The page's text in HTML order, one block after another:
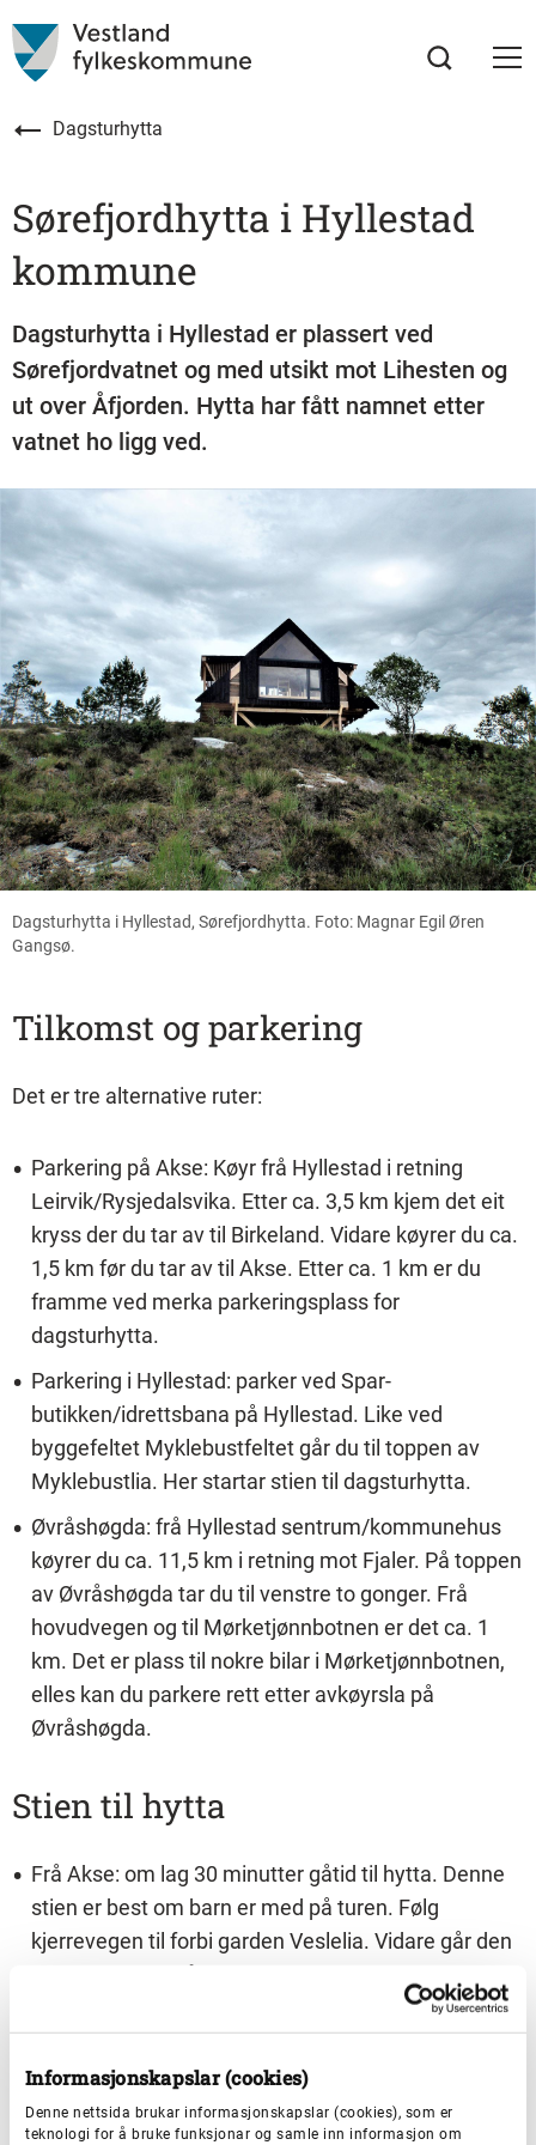
Informasjonskapslar (cookies)
Denne nettsida brukar informasjonskapslar (cookies), som er
teknologi for å bruke funksjonar og samle inn informasjon om
Dagsturhytta
Sørefjordhytta i Hyllestad
kommune
Dagsturhytta i Hyllestad er plassert ved
Sørefjordvatnet og med utsikt mot Lihesten og
ut over Åfjorden. Hytta har fått namnet etter
vatnet ho ligg ved.
Dagsturhytta i Hyllestad, Sørefjordhytta. Foto: Magnar Egil Øren
Gangsø.
Tilkomst og parkering
Det er tre alternative ruter:
Parkering på Akse: Køyr frå Hyllestad i retning
Leirvik/Rysjedalsvika. Etter ca. 3,5 km kjem det eit
kryss der du tar av til Birkeland. Vidare køyrer du ca.
1,5 km før du tar av til Akse. Etter ca. 1 km er du
framme ved merka parkeringsplass for
dagsturhytta.
Parkering i Hyllestad: parker ved Spar-
butikken/idrettsbana på Hyllestad. Like ved
byggefeltet Myklebustfeltet går du til toppen av
Myklebustlia. Her startar stien til dagsturhytta.
Øvråshøgda: frå Hyllestad sentrum/kommunehus
køyrer du ca. 11,5 km i retning mot Fjaler. På toppen
av Øvråshøgda tar du til venstre to gonger. Frå
hovudvegen og til Mørketjønnbotnen er det ca. 1
km. Det er plass til nokre bilar i Mørketjønnbotnen,
elles kan du parkere rett etter avkøyrsla på
Øvråshøgda.
Stien til hytta
Frå Akse: om lag 30 minutter gåtid til hytta. Denne
stien er best om barn er med på turen. Følg
kjerrevegen til forbi garden Veslelia. Vidare går den
Frå Hyllestad sentrum: om lag 1 time og 15 minutter
tek om lag 50 minutter. Følg grusveg mot Markhus.